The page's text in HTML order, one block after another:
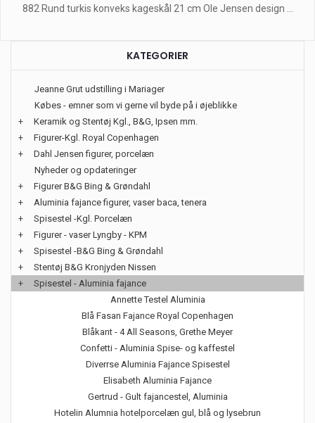
882 Rund turkis konveks kageskål 21 cm Ole Jensen design ...
KATEGORIER
Jeanne Grut udstilling i Mariager
Købes - emner som vi gerne vil byde på i øjeblikke
+
Keramik og Stentøj Kgl., B&G, Ipsen mm.
+
Figurer-Kgl. Royal Copenhagen
+
Dahl Jensen figurer, porcelæn
Nyheder og opdateringer
+
Figurer B&G Bing & Grøndahl
+
Aluminia fajance figurer, vaser baca, tenera
+
Spisestel -Kgl. Porcelæn
+
Figurer - vaser Lyngby - KPM
+
Spisestel -B&G Bing & Grøndahl
+
Stentøj B&G Kronjyden Nissen
+
Spisestel - Aluminia fajance
Annette Testel Aluminia
Blå Fasan Fajance Royal Copenhagen
Blåkant - 4 All Seasons, Grethe Meyer
Confetti - Aluminia Spise- og kaffestel
Diverrse Aluminia Fajance Spisestel
Elisabeth Aluminia Fajance
Gertrud - Gult fajancestel, Aluminia
Hotelin Alumnia hotelporcelæn gul, blå og lysebrun